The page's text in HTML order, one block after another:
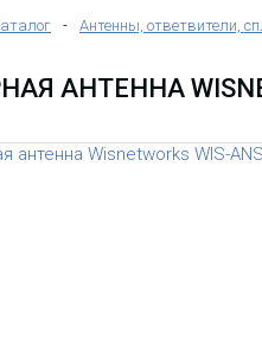
- Антенны, ответвители,
АНТЕННА